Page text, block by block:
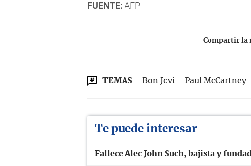
FUENTE: AFP
Compartir la
TEMAS Bon Jovi Paul McCartney
Te puede interesar
Fallece Alec John Such, bajista y